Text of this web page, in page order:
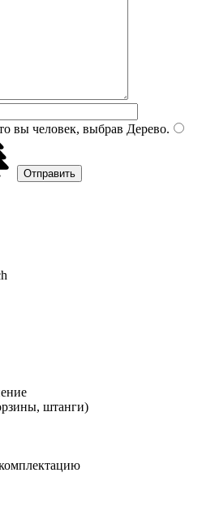
вы человек, выбрав Дерево.
штанги)